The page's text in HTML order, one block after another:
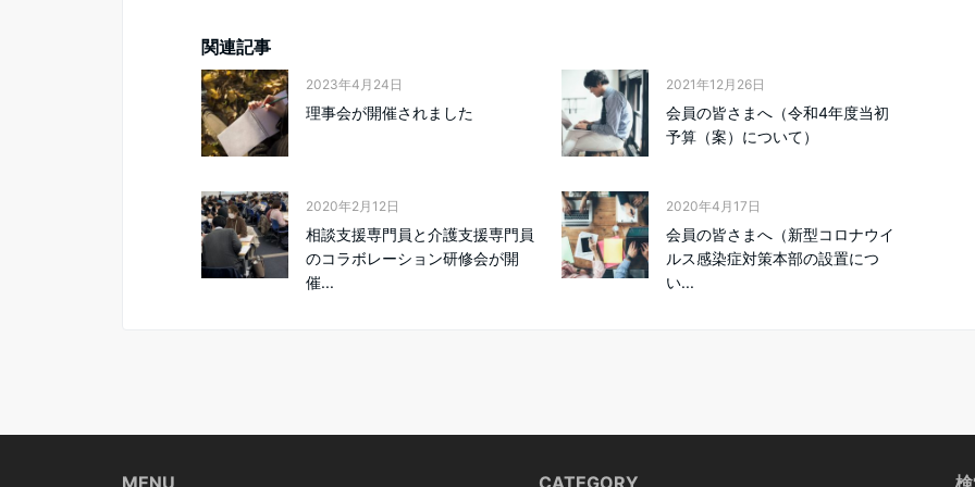
関連記事
2023年4月24日
理事会が開催されました
2021年12月26日
会員の皆さまへ（令和4年度当初
予算（案）について）
2020年2月12日
相談支援専門員と介護支援専門員
のコラボレーション研修会が開
催...
2020年4月17日
会員の皆さまへ（新型コロナウイ
ルス感染症対策本部の設置につ
い...
MENU CATEGORY